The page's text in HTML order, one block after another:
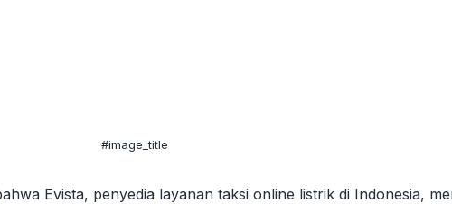
#image_title
Evista, penyedia layanan taksi online listrik di Indonesia,